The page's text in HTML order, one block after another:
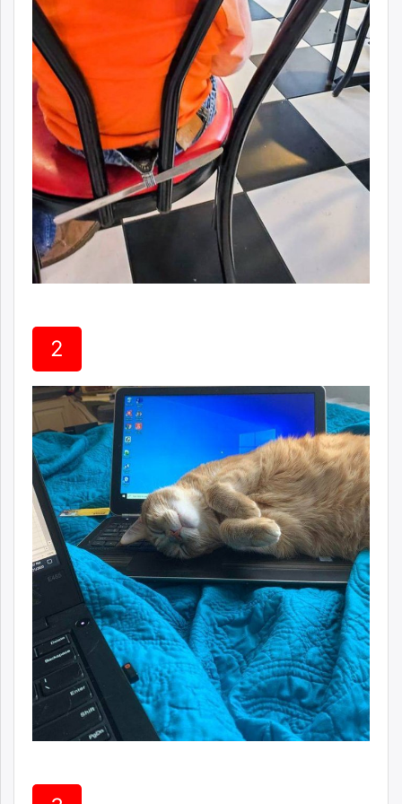
ikon.mn
mnb.mn
Livetv.mn
Eguur.mn
24tsag.mn
shuud.mn
eagle.mn
ergelt.mn
zarig.mn
today.mn
zuv.mn
mminfo.mn
ugluu.mn
unen.mn
asu.mn
shudarga.mn
shuurhai.mn
unuudur.mn
isee.mn
mglradio.com
fact.mn
itoim.mn
tumen.mn
shuum.mn
times.mn
tvmongolia.mn
mass.mn
unegui.mn
assa.mn
toim.mn
tac.mn
paparazzi.mn
2